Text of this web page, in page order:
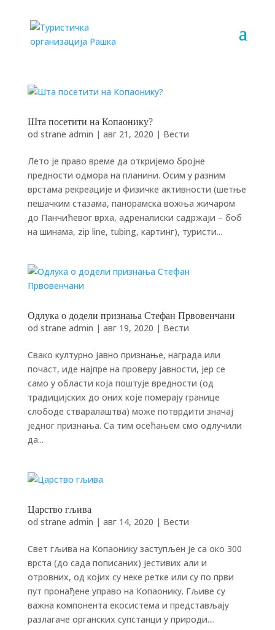
Шта посетити на Копаонику?
od strane admin | авг 21, 2020 | Вести
Лето је право време да откријемо бројне
предности одмора на планини. Осим у разним
врстама рекреације и физичке активности (шетње
пешачким стазама, панорамска вожња жичаром
до Панчићевог врха, адреналиски садржаји – боб
на шинама, zip line, tubing, картинг), туристи...
Одлука о додели признања Стефан Првовенчани
od strane admin | авг 19, 2020 | Вести
Свако културно јавно признање, награда или
почаст, иде најпре на проверу јавности, јер се
само у области која поштује вредности (од
традицијских до оних које померају границе
слободе стваралаштва) може потврдити значај
једног признања. Са тим осећањем смо одлучили
да...
Царство гљива
od strane admin | авг 14, 2020 | Вести
Свет гљива на Копаонику заступљен је са око 300
врста (до сада пописаних) јестивих али и
отровних, од којих су неке ретке или су по први
пут пронађене управо на Копаонику. Гљиве су
важна компонента екосистема и представљају
разлагаче органских супстанци у природи....